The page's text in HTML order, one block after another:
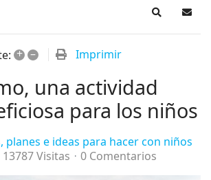
Search
+ – Imprimir
una actividad
para los niños
planes e ideas para hacer con niños
13787 Visitas 0 Comentarios